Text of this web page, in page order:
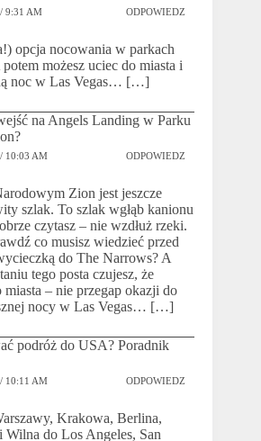
9:31 AM ODPOWIEDZ
opcja nocowania w parkach
możesz uciec do miasta i
noc w Las Vegas… […]
na Angels Landing w Parku
10:03 AM ODPOWIEDZ
Zion jest jeszcze
szlak. To szlak wgłąb kanionu
czytasz – nie wzdłuż rzeki.
co musisz wiedzieć przed
do The Narrows? A
tego posta czujesz, że
miasta – nie przegap okazji do
nocy w Las Vegas… […]
podróż do USA? Poradnik
10:11 AM ODPOWIEDZ
Krakowa, Berlina,
Wilna do Los Angeles, San